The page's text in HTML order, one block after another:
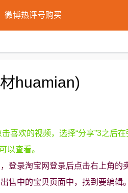
微博热评号购买
huamian)
喜欢的视频，选择“分享”3之后
以查看。
登录淘宝网登录后点击右上角的
售中的宝贝页面中，找到要编辑。